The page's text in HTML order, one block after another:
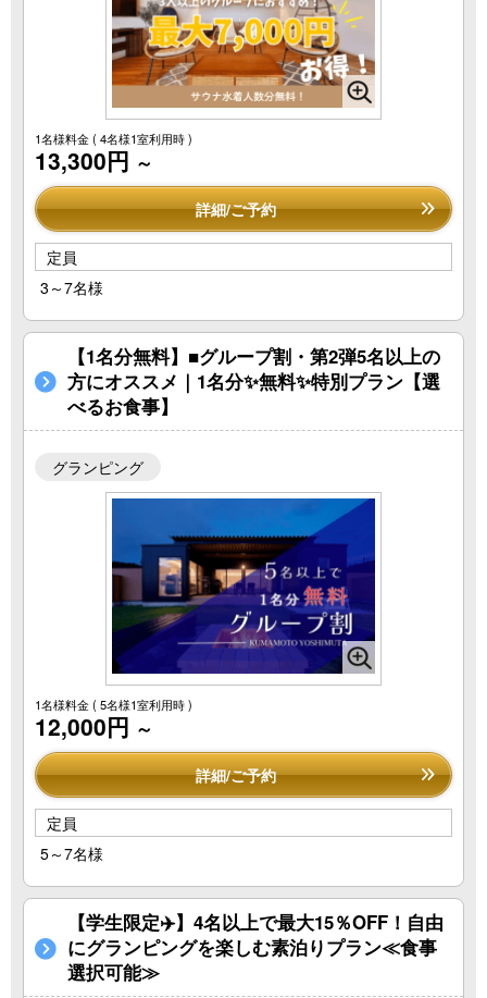
1名様料金( 4名様1室利用時 )
13,300円 ～
詳細/ご予約
定員
3～7名様
【1名分無料】■グループ割・第2弾5名以上の
方にオススメ｜1名分✨無料✨特別プラン【選
べるお食事】
グランピング
1名様料金( 5名様1室利用時 )
12,000円 ～
詳細/ご予約
定員
5～7名様
【学生限定✈️】4名以上で最大15％OFF！自由
にグランピングを楽しむ素泊りプラン≪食事
選択可能≫